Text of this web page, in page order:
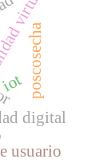
digital
usuario
iot poscosecha